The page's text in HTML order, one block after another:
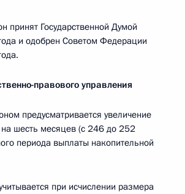
принят Государственной Думой
и одобрен Советом Федерации
правового управления
предусматривается увеличение
шесть месяцев (с 246 до 252
периода выплаты накопительной
при исчислении размера